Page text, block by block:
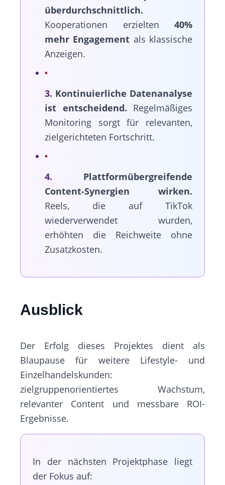
überdurchschnittlich.
Kooperationen erzielten 40%
mehr Engagement als klassische
Anzeigen.
3. Kontinuierliche Datenanalyse
ist entscheidend. Regelmäßiges
Monitoring sorgt für relevanten,
zielgerichteten Fortschritt.
4. Plattformübergreifende
Content-Synergien wirken.
Reels, die auf TikTok
wiederverwendet wurden,
erhöhten die Reichweite ohne
Zusatzkosten.
Ausblick
Der Erfolg dieses Projektes dient als
Blaupause für weitere Lifestyle- und
Einzelhandelskunden:
zielgruppenorientiertes Wachstum,
relevanter Content und messbare ROI-
Ergebnisse.
In der nächsten Projektphase liegt
der Fokus auf: